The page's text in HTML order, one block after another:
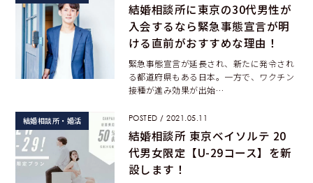
結婚相談所に東京の30代男性が
入会するなら緊急事態宣言が明
ける直前がおすすめな理由！
緊急事態宣言が延長され、新たに発令され
る都道府県もある日本。一方で、ワクチン
接種が進み効果が出始…
結婚相談所・婚活 POSTED / 2021.05.11
結婚相談所 東京ベイソルテ 20
代男女限定【U-29コース】を新
設します！